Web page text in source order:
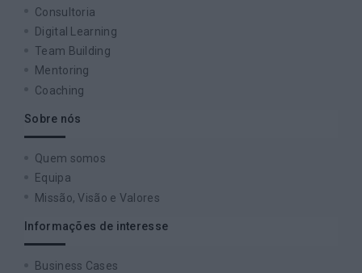
Consultoria
Digital Learning
Team Building
Mentoring
Coaching
Sobre nós
Quem somos
Equipa
Missão, Visão e Valores
Informações de interesse
Business Cases